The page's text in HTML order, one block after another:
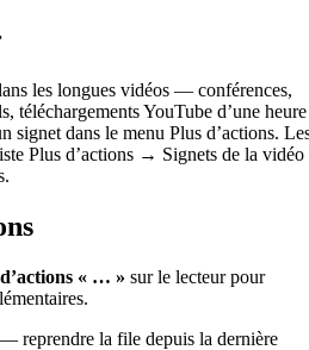
les longues vidéos — conférences,
téléchargements YouTube d’une heure
dans le menu Plus d’actions.
Plus d’actions → Signets de la vidéo
« … » sur le lecteur pour
— reprendre la file depuis la dernière